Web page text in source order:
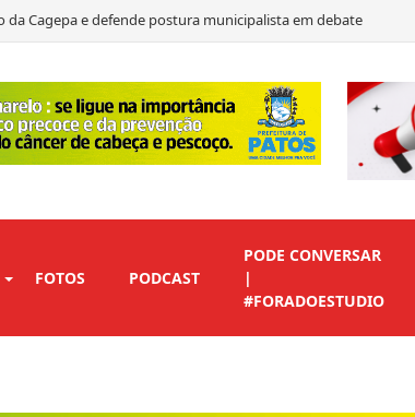
e destaca críticas à educação e discurso de mudança na
de 2026 e destaca ações e propostas para a Paraíba
FOTOS PODCAST
PODE CONVERSAR
|
#FORADOESTUDIO